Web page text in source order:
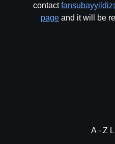
contact
page and it will be
A - Z